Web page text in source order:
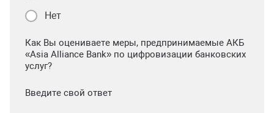
Нет
Как Вы оцениваете меры, предпринимаемые АКБ
«Asia Alliance Bank» по цифровизации банковских
услуг?
Введите свой ответ